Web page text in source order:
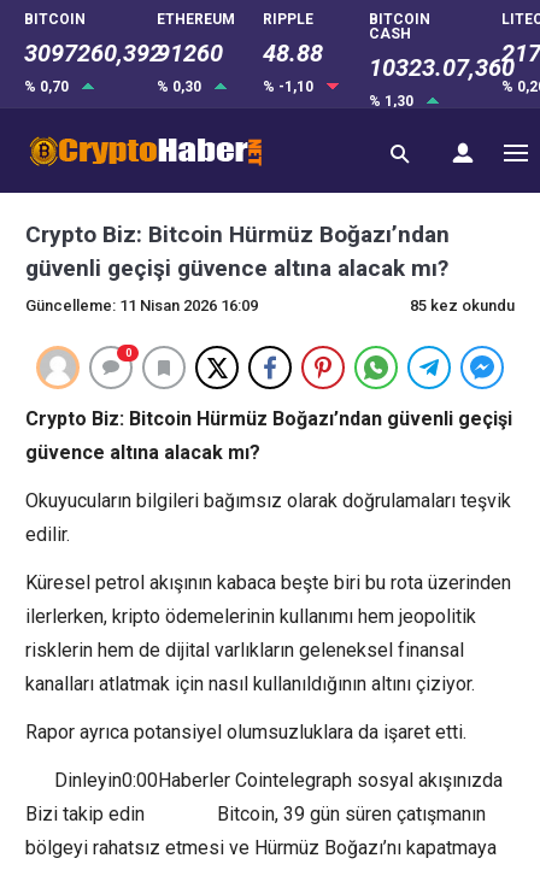
BITCOIN
3097260,392
% 0,70
ETHEREUM
91260
% 0,30
RIPPLE
48.88
% -1,10
BITCOIN
CASH
10323.07,360
% 1,30
%
Crypto Biz: Bitcoin Hürmüz Boğazı’ndan
güvenli geçişi güvence altına alacak mı?
Güncelleme: 11 Nisan 2026 16:09 85 kez okundu
0
Crypto Biz: Bitcoin Hürmüz Boğazı’ndan güvenli geçişi
güvence altına alacak mı?
Okuyucuların bilgileri bağımsız olarak doğrulamaları teşvik
edilir.
Küresel petrol akışının kabaca beşte biri bu rota üzerinden
ilerlerken, kripto ödemelerinin kullanımı hem jeopolitik
risklerin hem de dijital varlıkların geleneksel finansal
kanalları atlatmak için nasıl kullanıldığının altını çiziyor.
Rapor ayrıca potansiyel olumsuzluklara da işaret etti.
Dinleyin0:00Haberler Cointelegraph sosyal akışınızda
Bizi takip edin Bitcoin, 39 gün süren çatışmanın
bölgeyi rahatsız etmesi ve Hürmüz Boğazı’nı kapatmaya